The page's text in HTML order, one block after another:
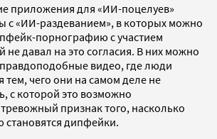
приложения для «ИИ-поцелуев»
с «ИИ-раздеванием», в которых можно
порнографию с участием
не давал на это согласия. В них можно
видео, где люди
тем, чего они на самом деле не
с которой это возможно
признак того, насколько
дипфейки.